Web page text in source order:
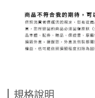
規格說明